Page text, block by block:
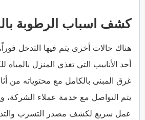
كشف اسباب الرطوبة
هناك حالات أخرى يتم فيها التدخل
أحد الأنابيب التي تغذي المنزل
غرق المبنى بالكامل مع محتوياته من
يتم التواصل مع خدمة عملاء الشركة،
عمل سريع لكشف مصدر التسرب